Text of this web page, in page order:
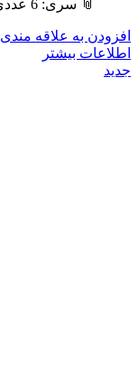
📎 سری: 6 عددی
افزودن به علاقه مندی
اطلاعات بیشتر
جدید